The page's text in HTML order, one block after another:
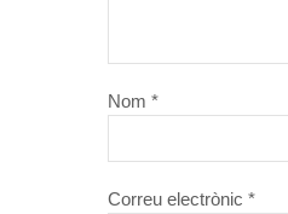
Nom *
Correu electrònic *